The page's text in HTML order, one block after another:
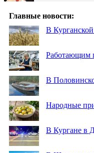
Главные новости:
В Курганской
Работающим
В
Народные
В Кургане в